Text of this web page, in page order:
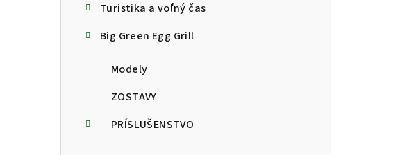
Turistika a voľný čas
Big Green Egg Grill
Modely
ZOSTAVY
PRÍSLUŠENSTVO